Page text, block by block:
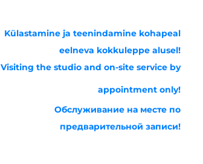
Külastamine ja teenindamine kohapeal
eelneva kokkuleppe alusel!
Visiting the studio and on-site service by
appointment only!
Обслуживание на месте по
предварительной записи!